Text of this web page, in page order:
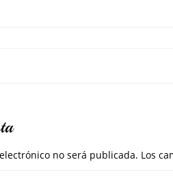
no será publicada. Los